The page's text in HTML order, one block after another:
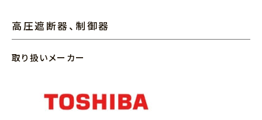
高圧遮断器、制御器
取り扱いメーカー